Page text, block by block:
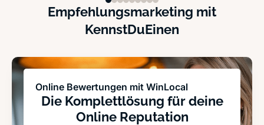
Empfehlungsmarketing mit
KennstDuEinen
Online Bewertungen mit WinLocal
Die Komplettlösung für deine
Online Reputation